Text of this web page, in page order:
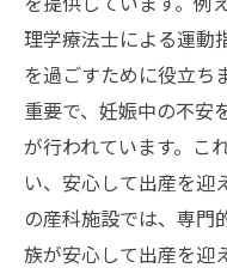
ョン
妊娠中の生
永福で実現
条件
東京都杉並区永
ニティライフを
初めての出
理学療法士による運動
を過ごすために役立ち
重要で、妊娠中の不安
が行われています。こ
い、安心して出産を迎
の産科施設では、専門
族が安心して出産を迎